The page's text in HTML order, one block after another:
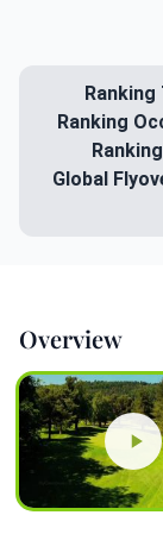
Ranking
Ranking
Global
Overview